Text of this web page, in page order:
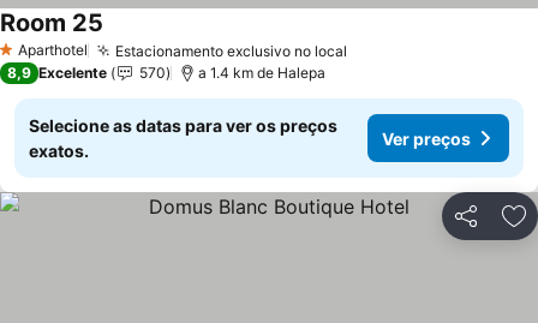
1 Estrelas
Aparthotel Estacionamento exclusivo no local
Room 25
8,9 Excelente 570 a 1.4 km de Halepa
Selecione as datas para ver os preços
exatos.
Ver preços
Partilhar